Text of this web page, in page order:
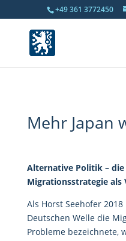
+49 361 3772450
Mehr Japan
Alternative Politik – die
Migrationsstrategie als
Als Horst Seehofer
Deutschen Welle die
Probleme bezeichnete,